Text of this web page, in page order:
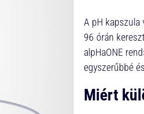
A pH kapszula
96 órán
alpHaONE
egyszerűbbé
Miért